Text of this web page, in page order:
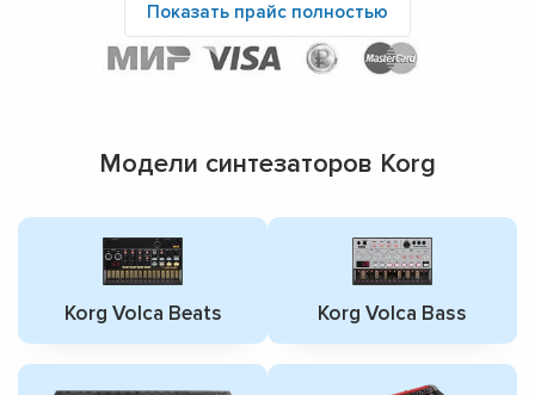
Показать прайс полностью
Модели синтезаторов Korg
Korg Volca Beats Korg Volca Bass